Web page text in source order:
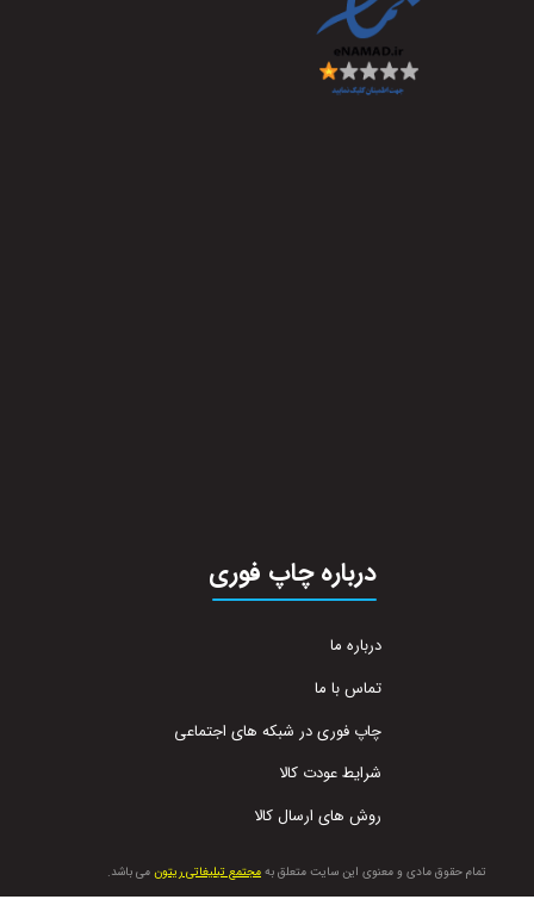
تمام حقوق مادی و معنوی این سایت متعلق به مجتمع تبلیغاتی ریتون می باشد.
درباره چاپ فوری
درباره ما
تماس با ما
چاپ فوری در شبکه های اجتماعی
شرایط عودت کالا
روش های ارسال کالا